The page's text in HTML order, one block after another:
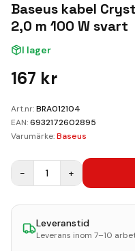
Kundvagn
Baseus kabel
2,0 m 100 W svart
I lager
167 kr
Art.nr:BRA012104
EAN:6932172602895
Varumärke:Baseus
− 1 +
Leveranstid
Leverans inom 7–10